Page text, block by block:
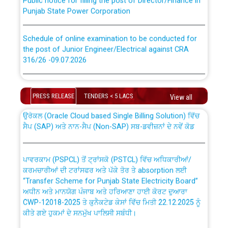
Punjab State Power Corporation
the post of Junior Engineer/Electrical against CRA
316/26 -09.07.2026
Schedule of online examination to be conducted for
the post of Junior Engineer/Electrical against CRA
316/26 -09.07.2026
Work of water proofing of roof of 66 kv sub-station
Public Notice regarding Renovation Work to be carried
out by PSPCL
Plinth Area Rates Year 2026-27 For Residential and
Non-Residential Buildings.
PRESS RELEASE TENDERS < 5 LACS View all
absorption of officers/officials from PSPCL to PSTCL.
ਉਰੇਕਲ (Oracle Cloud based Single Billing Solution) ਵਿੱਚ
ਸੈਪ (SAP) ਅਤੇ ਨਾਨ-ਸੈਪ (Non-SAP) ਸਬ-ਡਵੀਜ਼ਨਾਂ ਦੇ ਨਵੇਂ ਕੋਡ
ਕਰਮਚਾਰੀਆਂ ਦੀ ਟਰਾਂਸਫਰ ਅਤੇ ਪੱਕੇ ਤੋਰ ਤੇ absorption ਲਈ
“Transfer Scheme for Punjab State Electricity Board”
ਅਧੀਨ ਅਤੇ ਮਾਨਯੋਗ ਪੰਜਾਬ ਅਤੇ ਹਰਿਆਣਾ ਹਾਈ ਕੋਰਟ ਦੁਆਰਾ
CWP-12018-2025 ਤੇ ਕੁਨੈਕਟੇਡ ਕੇਸਾਂ ਵਿੱਚ ਮਿਤੀ 22.12.2025 ਨੂੰ
ਕੀਤੇ ਗਏ ਹੁਕਮਾਂ ਦੇ ਸਨਮੁੱਖ ਪਾਲਿਸੀ ਸਬੰਧੀ।